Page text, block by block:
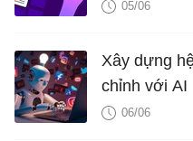
05/06
Xây dựng
chỉnh với AI
06/06